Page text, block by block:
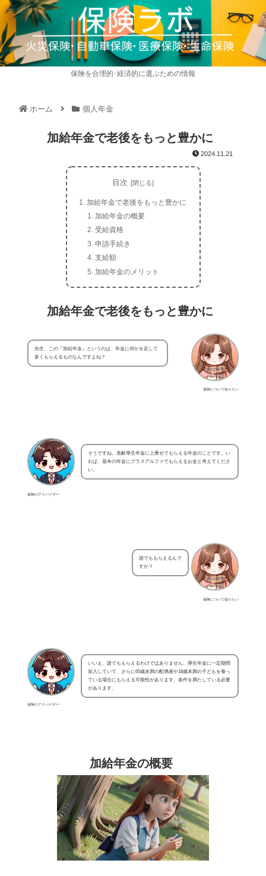
保険を合理的･経済的に選ぶための情報
ホーム 個人年金
加給年金で老後をもっと豊かに
2024.11.21
目次
加給年金で老後をもっと豊かに
加給年金の概要
受給資格
申請手続き
支給額
加給年金のメリット
加給年金で老後をもっと豊かに
保険について知りたい
先生、この『加給年金』というのは、年金に何かを足して
多くもらえるものなんですよね？
保険のアドバイザー
そうですね。老齢厚生年金に上乗せでもらえる年金のことです。い
わば、基本の年金にプラスアルファでもらえるお金と考えてくださ
い。
保険について知りたい
誰でももらえるんで
すか？
保険のアドバイザー
いいえ、誰でももらえるわけではありません。厚生年金に一定期間
加入していて、さらに65歳未満の配偶者や18歳未満の子どもを養っ
ている場合にもらえる可能性があります。条件を満たしている必要
があります。
加給年金の概要